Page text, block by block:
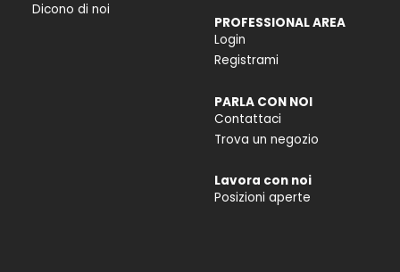
Dicono di noi
PROFESSIONAL AREA
Login
Registrami
PARLA CON NOI
Contattaci
Trova un negozio
Lavora con noi
Posizioni aperte